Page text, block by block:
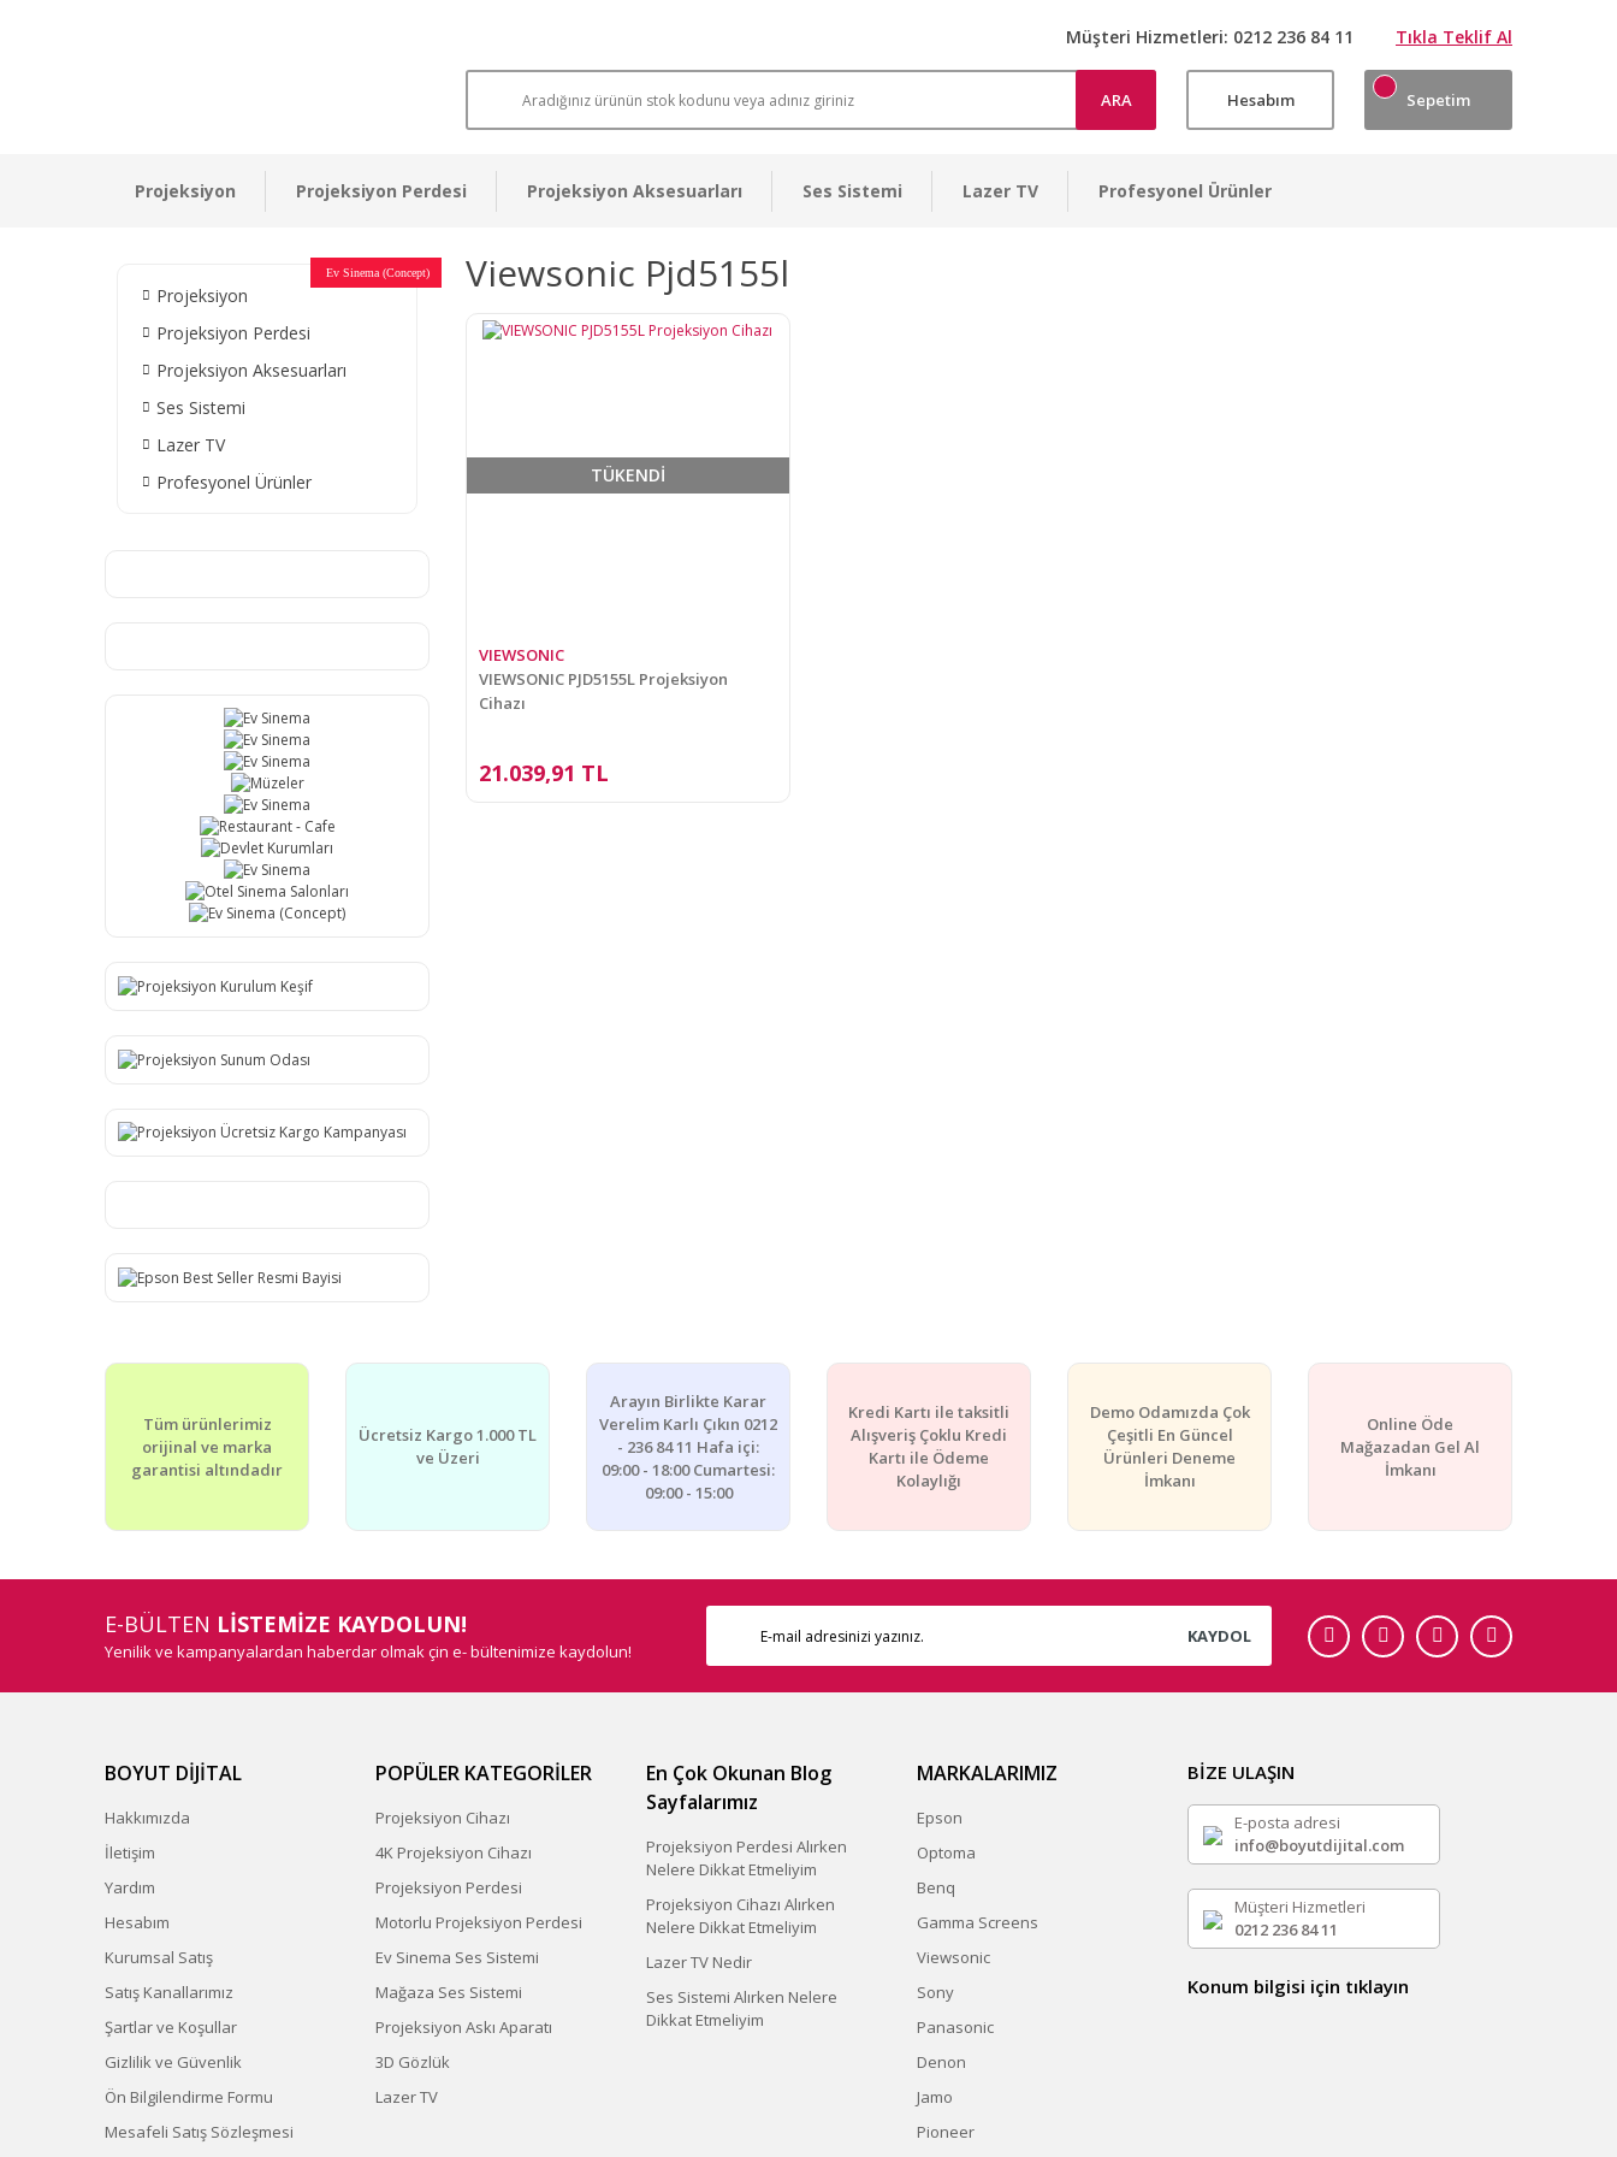
Müşteri Hizmetleri: 0212 236 84 11 Tıkla Teklif Al
ARA Hesabım Sepetim
Projeksiyon Projeksiyon Perdesi Projeksiyon Aksesuarları Ses Sistemi Lazer TV Profesyonel Ürünler
Projeksiyon
Projeksiyon Perdesi
Projeksiyon Aksesuarları
Ses Sistemi
Lazer TV
Profesyonel Ürünler
Ev Sinema
Ev Sinema
Ev Sinema
Müzeler
Ev Sinema
Restaurant - Cafe
Devlet Kurumları
Ev Sinema
Otel Sinema Salonları
Ev Sinema (Concept) Viewsonic Pjd5155l
TÜKENDİ
VIEWSONIC
VIEWSONIC PJD5155L Projeksiyon
Cihazı
21.039,91 TL
Tüm ürünlerimiz
orijinal ve marka
garantisi altındadır
Ücretsiz Kargo 1.000 TL
ve Üzeri
Arayın Birlikte Karar
Verelim Karlı Çıkın 0212
- 236 84 11 Hafa içi:
09:00 - 18:00 Cumartesi:
09:00 - 15:00
Kredi Kartı ile taksitli
Alışveriş Çoklu Kredi
Kartı ile Ödeme
Kolaylığı
Demo Odamızda Çok
Çeşitli En Güncel
Ürünleri Deneme
İmkanı
Online Öde
Mağazadan Gel Al
İmkanı
E-BÜLTEN LİSTEMİZE KAYDOLUN!
Yenilik ve kampanyalardan haberdar olmak çin e- bültenimize kaydolun!
KAYDOL
BOYUT DİJİTAL
Hakkımızda
İletişim
Yardım
Hesabım
Kurumsal Satış
Satış Kanallarımız
Şartlar ve Koşullar
Gizlilik ve Güvenlik
Ön Bilgilendirme Formu
Mesafeli Satış Sözleşmesi
POPÜLER KATEGORİLER
Projeksiyon Cihazı
4K Projeksiyon Cihazı
Projeksiyon Perdesi
Motorlu Projeksiyon Perdesi
Ev Sinema Ses Sistemi
Mağaza Ses Sistemi
Projeksiyon Askı Aparatı
3D Gözlük
Lazer TV
En Çok Okunan Blog
Sayfalarımız
Projeksiyon Perdesi Alırken
Nelere Dikkat Etmeliyim
Projeksiyon Cihazı Alırken
Nelere Dikkat Etmeliyim
Lazer TV Nedir
Ses Sistemi Alırken Nelere
Dikkat Etmeliyim
MARKALARIMIZ
Epson
Optoma
Benq
Gamma Screens
Viewsonic
Sony
Panasonic
Denon
Jamo
Pioneer
BİZE ULAŞIN
E-posta adresi
info@boyutdijital.com
Müşteri Hizmetleri
0212 236 84 11
Konum bilgisi için tıklayın